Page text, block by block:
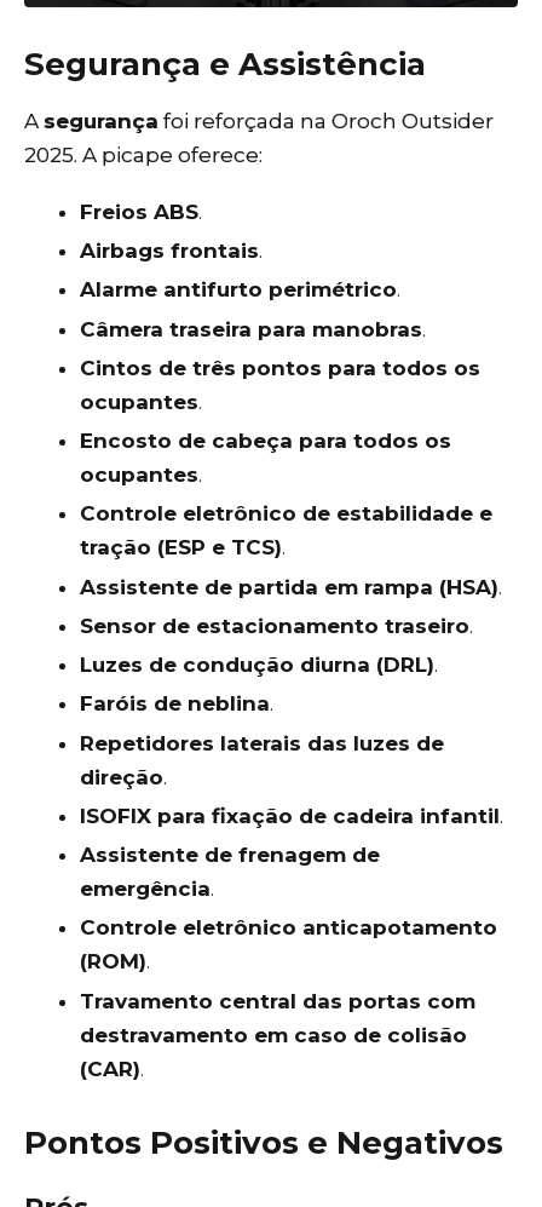
Segurança e Assistência
A segurança foi reforçada na Oroch Outsider
2025. A picape oferece:
Freios ABS.
Airbags frontais.
Alarme antifurto perimétrico.
Câmera traseira para manobras.
Cintos de três pontos para todos os
ocupantes.
Encosto de cabeça para todos os
ocupantes.
Controle eletrônico de estabilidade e
tração (ESP e TCS).
Assistente de partida em rampa (HSA).
Sensor de estacionamento traseiro.
Luzes de condução diurna (DRL).
Faróis de neblina.
Repetidores laterais das luzes de
direção.
ISOFIX para fixação de cadeira infantil.
Assistente de frenagem de
emergência.
Controle eletrônico anticapotamento
(ROM).
Travamento central das portas com
destravamento em caso de colisão
(CAR).
Pontos Positivos e Negativos